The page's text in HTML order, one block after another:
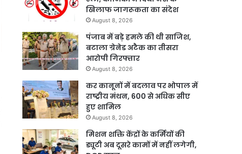
खिलाफ जागरूकता का संदेश
August 8, 2026
पंजाब में बड़े हमले की थी साजिश,
बटाला ग्रेनेड अटैक का तीसरा
आरोपी गिरफ्तार
August 8, 2026
कर कानूनों में बदलाव पर भोपाल में
राष्ट्रीय मंथन, 600 से अधिक सीए
हुए शामिल
August 8, 2026
मिशन शक्ति केंद्रों के कर्मियों की
ड्यूटी अब दूसरे कामों में नहीं लगेगी,